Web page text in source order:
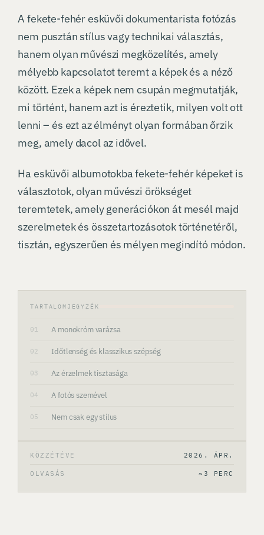
A fekete-fehér esküvői dokumentarista fotózás
nem pusztán stílus vagy technikai választás,
hanem olyan művészi megközelítés, amely
mélyebb kapcsolatot teremt a képek és a néző
között. Ezek a képek nem csupán megmutatják,
mi történt, hanem azt is éreztetik, milyen volt ott
lenni – és ezt az élményt olyan formában őrzik
meg, amely dacol az idővel.
Ha esküvői albumotokba fekete-fehér képeket is
választotok, olyan művészi örökséget
teremtetek, amely generációkon át mesél majd
szerelmetek és összetartozásotok történetéről,
tisztán, egyszerűen és mélyen megindító módon.
TARTALOMJEGYZÉK
01 A monokróm varázsa
02 Időtlenség és klasszikus szépség
03 Az érzelmek tisztasága
04 A fotós szemével
05 Nem csak egy stílus
KÖZZÉTÉVE 2026. ÁPR.
OLVASÁS ~3 PERC